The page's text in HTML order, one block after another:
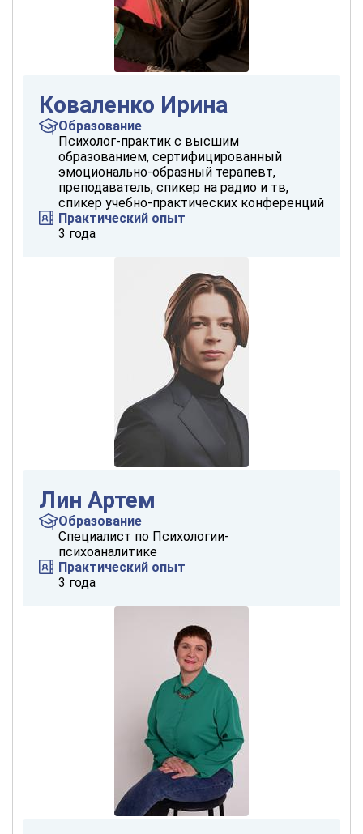
Коваленко Ирина
Образование
Психолог-практик с высшим
образованием, сертифицированный
эмоционально-образный терапевт,
преподаватель, спикер на радио и тв,
спикер учебно-практических конференций
Практический опыт
3 года
Лин Артем
Образование
Специалист по Психологии-
психоаналитике
Практический опыт
3 года